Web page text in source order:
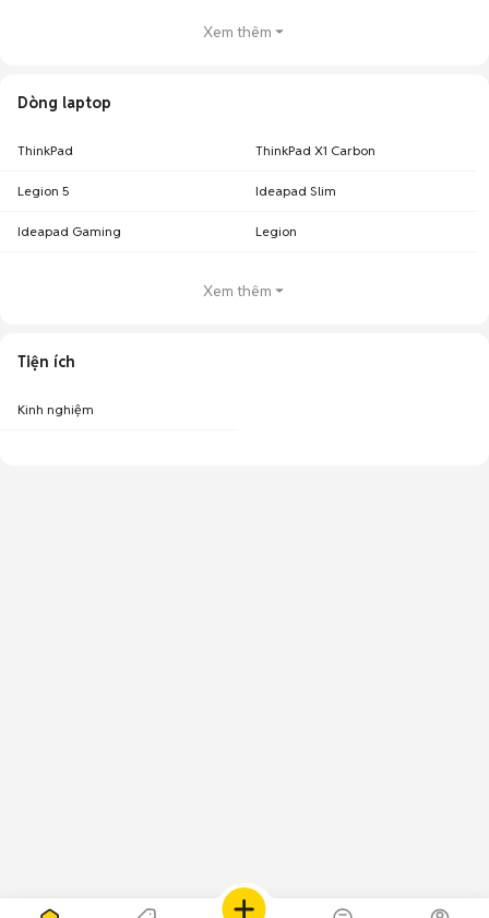
Xem thêm
Dòng laptop
ThinkPad ThinkPad X1 Carbon
Legion 5 Ideapad Slim
Ideapad Gaming Legion
Xem thêm
Tiện ích
Kinh nghiệm